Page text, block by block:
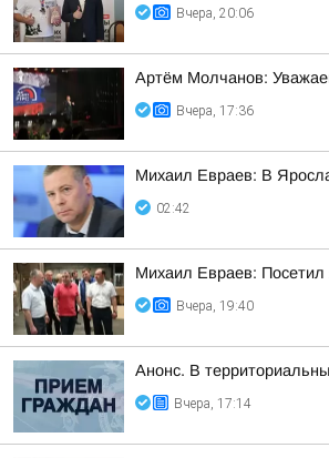
Вчера, 20:06
Артём Молчанов:
Вчера, 17:36
Михаил Евраев: В
02:42
Михаил Евраев: Посетил
Вчера, 19:40
Анонс. В
Вчера, 17:14